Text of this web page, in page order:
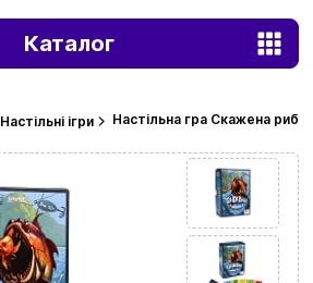
Каталог
Настільні ігри Настільна гра Скажена